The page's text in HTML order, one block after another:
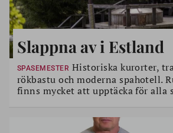
Slappna av i Estland
SPASEMESTER Historiska kurorter,
rökbastu och moderna spahotell.
finns mycket att upptäcka för alla